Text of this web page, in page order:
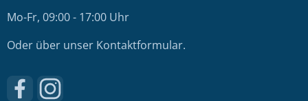
Mo-Fr, 09:00 - 17:00 Uhr
Oder über unser Kontaktformular.
Besuche uns auf Facebook – öffnet in neuem Tab
Schau auf Instagram vorbei – öffnet in neuem Tab